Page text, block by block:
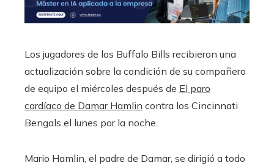
Los jugadores de los Buffalo Bills recibieron una
actualización sobre la condición de su compañero
de equipo el miércoles después de El paro
cardíaco de Damar Hamlin contra los Cincinnati
Bengals el lunes por la noche.
Mario Hamlin, el padre de Damar, se dirigió a todo